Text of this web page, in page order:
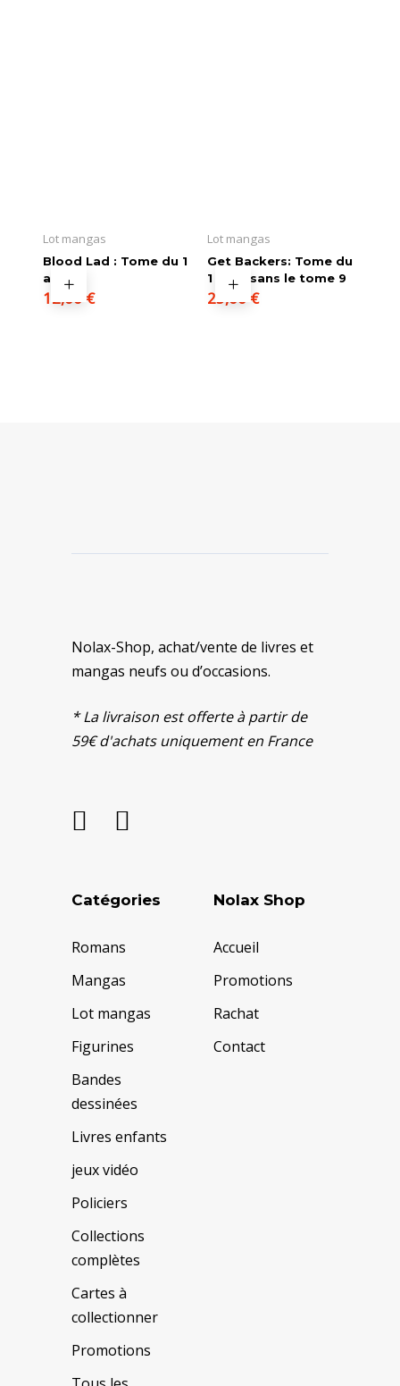
Lot mangas
Blood Lad : Tome du 1
au 4
12,00 €
Lot mangas
Get Backers: Tome du
1 au 11 sans le tome 9
25,00 €
Nolax-Shop, achat/vente de livres et
mangas neufs ou d’occasions.
* La livraison est offerte à partir de
59€ d'achats uniquement en France
Catégories
Romans
Mangas
Lot mangas
Figurines
Bandes
dessinées
Livres enfants
jeux vidéo
Policiers
Collections
complètes
Cartes à
collectionner
Promotions
Nolax Shop
Accueil
Promotions
Rachat
Contact